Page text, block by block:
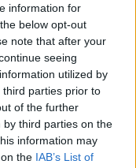
information for
below opt-out
note that after your
seeing
utilized by
parties prior to
of the further
third parties on the
information may
the IAB’s List of
Ανάπτυξης κ.
εταιρείας
Στενή Ευβοίας.
με την Διοίκηση
για το
του
στους